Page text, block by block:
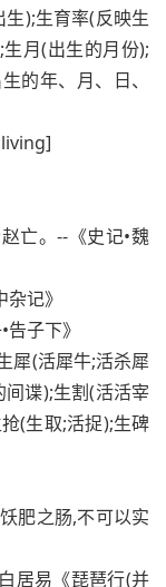
);生育率(反映生
月(出生的月份);
的年、月、日、
亡。--《史记•魏
记》
子下》
犀(活犀牛;活杀犀
谍);生割(活活宰
(生取;活捉);生碑
肥之肠,不可以实
居易《琵琶行(并